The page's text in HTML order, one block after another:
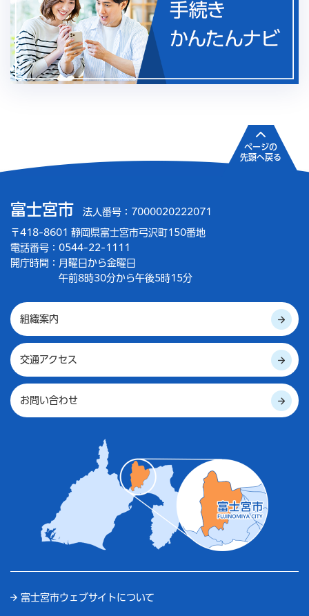
富士宮市 法人番号：7000020222071
〒418-8601 静岡県富士宮市弓沢町150番地
電話番号：0544-22-1111
開庁時間： 月曜日から金曜日
午前8時30分から午後5時15分
組織案内
交通アクセス
お問い合わせ
富士宮市ウェブサイトについて
ページの
先頭へ戻る